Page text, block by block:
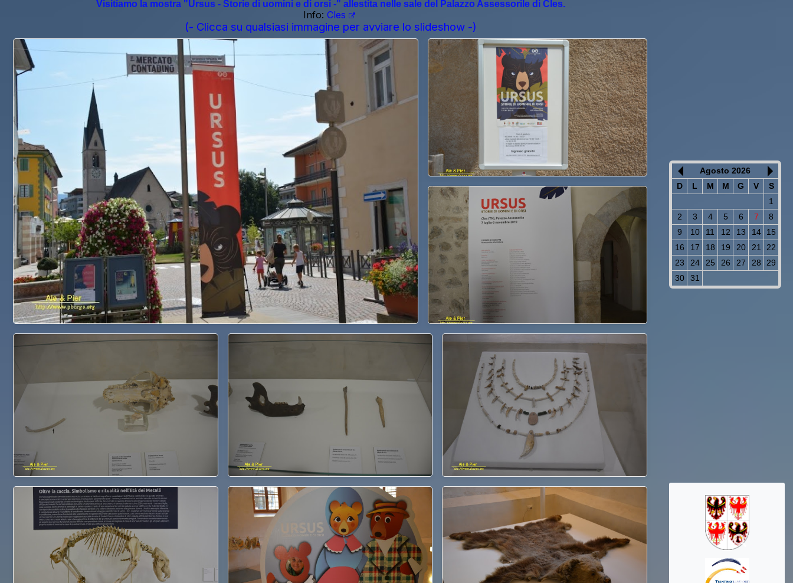
Visitiamo la mostra "Ursus - Storie di uomini e di orsi -" allestita nelle sale del Palazzo Assessorile di Cles.
Info: Cles
(- Clicca su qualsiasi immagine per avviare lo slideshow -)
Agosto 2026
D
L M M G V
S
1
2
3 4 5 6 7
8
9
10 11 12 13 14
15
16
17 18 19 20 21
22
23
24 25 26 27 28
29
30
31